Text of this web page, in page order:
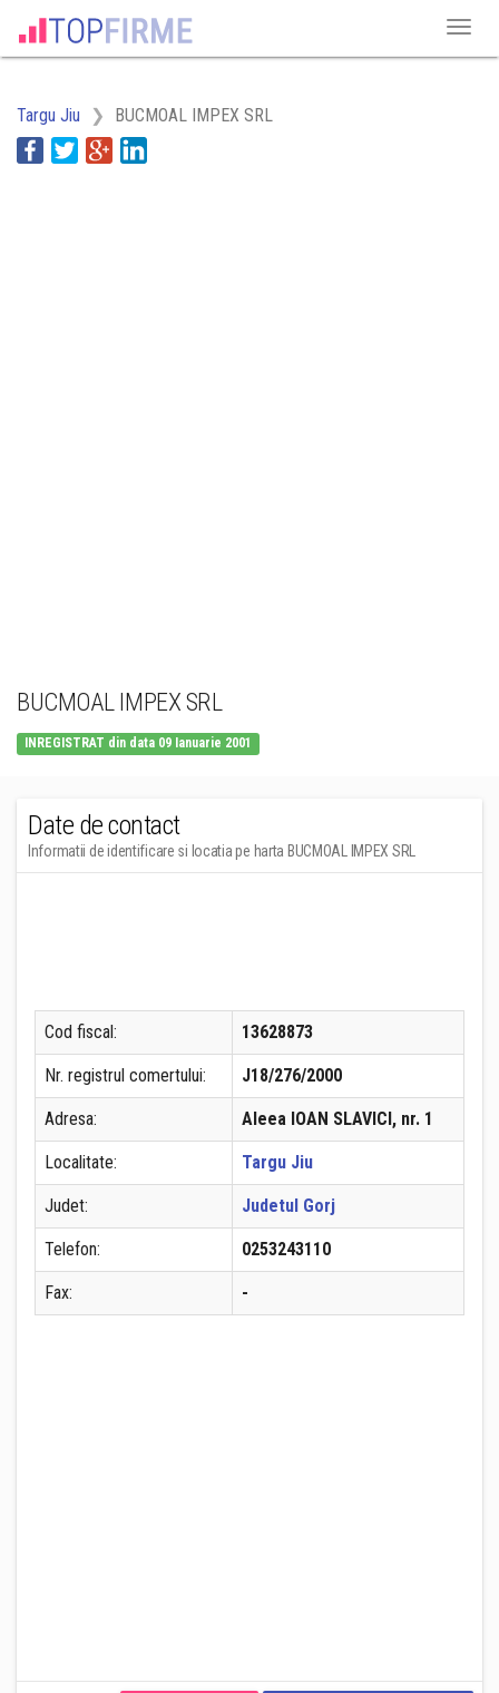
Targu Jiu BUCMOAL IMPEX SRL
BUCMOAL IMPEX SRL
INREGISTRAT din data 09 Ianuarie 2001
Date de contact
Informatii de identificare si locatia pe harta BUCMOAL IMPEX SRL
Cod fiscal: 13628873
Nr. registrul comertului: J18/276/2000
Adresa: Aleea IOAN SLAVICI, nr. 1
Localitate: Targu Jiu
Judet: Judetul Gorj
Telefon: 0253243110
Fax: -